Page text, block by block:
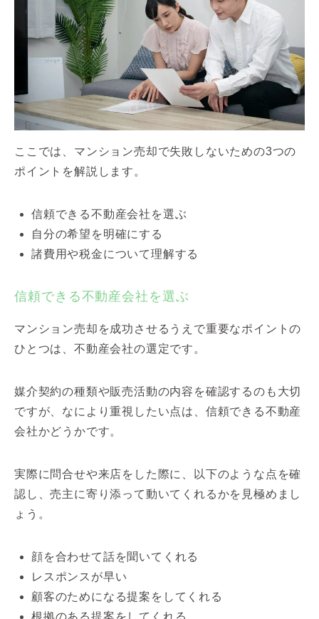
ここでは、マンション売却で失敗しないための3つの
ポイントを解説します。
信頼できる不動産会社を選ぶ
自分の希望を明確にする
諸費用や税金について理解する
信頼できる不動産会社を選ぶ
マンション売却を成功させるうえで重要なポイントの
ひとつは、不動産会社の選定です。
媒介契約の種類や販売活動の内容を確認するのも大切
ですが、なにより重視したい点は、信頼できる不動産
会社かどうかです。
実際に問合せや来店をした際に、以下のような点を確
認し、売主に寄り添って動いてくれるかを見極めまし
ょう。
顔を合わせて話を聞いてくれる
レスポンスが早い
顧客のためになる提案をしてくれる